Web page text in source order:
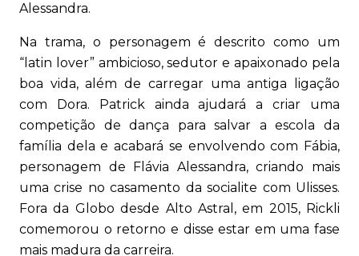
Alessandra.
Na trama, o personagem é descrito como um
“latin lover” ambicioso, sedutor e apaixonado pela
boa vida, além de carregar uma antiga ligação
com Dora. Patrick ainda ajudará a criar uma
competição de dança para salvar a escola da
família dela e acabará se envolvendo com Fábia,
personagem de Flávia Alessandra, criando mais
uma crise no casamento da socialite com Ulisses.
Fora da Globo desde Alto Astral, em 2015, Rickli
comemorou o retorno e disse estar em uma fase
mais madura da carreira.